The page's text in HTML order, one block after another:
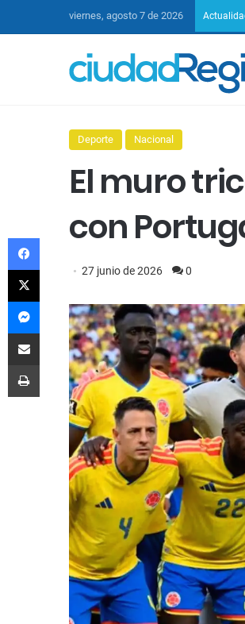
viernes, agosto 7 de 2026
Deporte Nacional
El muro
con
27 junio de 2026 0
Facebook
X
Messenger
Compartir por Email
Imprimir